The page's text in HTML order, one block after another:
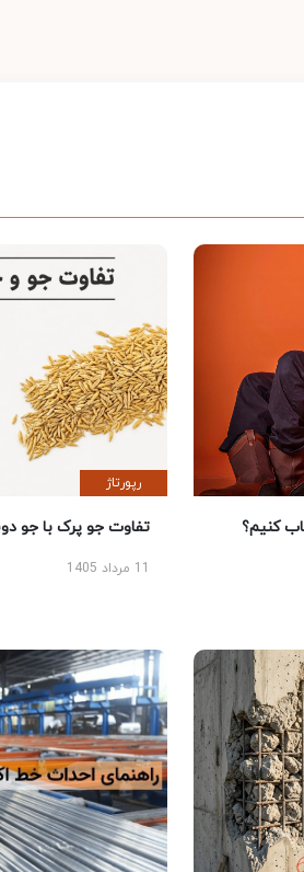
کنیم؟
رپورتاژ
تفاوت جو پرک با جو